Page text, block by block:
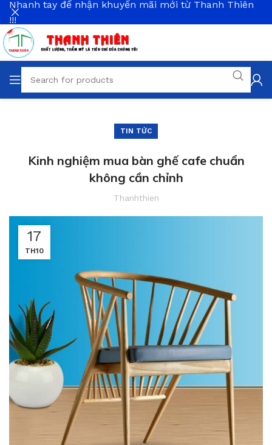
TIN TỨC
Kinh nghiệm mua bàn ghế cafe chuẩn
không cần chỉnh
Thanhthien
17
TH10
Nhanh tay để nhận khuyến mãi mới từ Thanh Thiên
!!!